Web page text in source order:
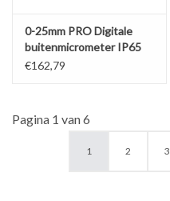
0-25mm PRO Digitale
buitenmicrometer IP65
x0,001mm Quick Move
€162,79
Pagina 1 van 6
1 2 3